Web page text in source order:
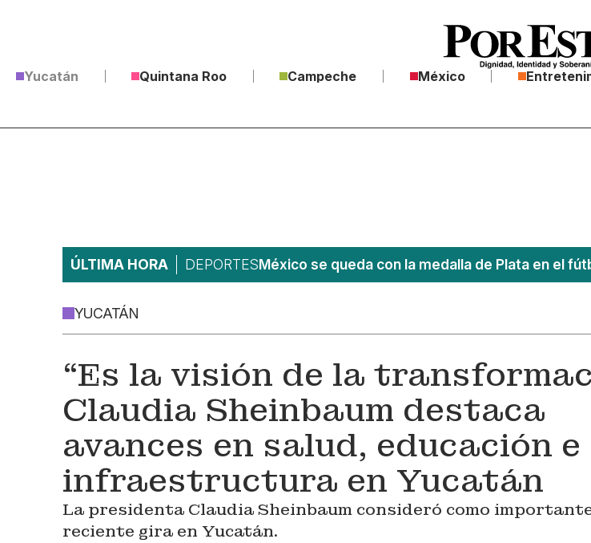
Yucatán Quintana Roo Campeche México
ÚLTIMA HORA DEPORTESMéxico se queda con la medalla de Plata en el
YUCATÁN
“Es la visión de la
Claudia Sheinbaum destaca
avances en salud, educación e
infraestructura en Yucatán
La presidenta Claudia Sheinbaum consideró como
reciente gira en Yucatán.